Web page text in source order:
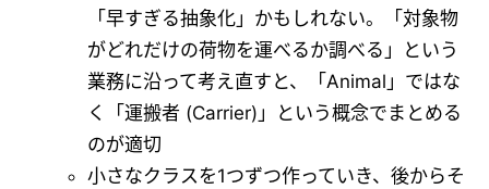
「早すぎる抽象化」かもしれない。「対象物
がどれだけの荷物を運べるか調べる」という
業務に沿って考え直すと、「Animal」ではな
く「運搬者 (Carrier)」という概念でまとめる
のが適切
小さなクラスを1つずつ作っていき、後からそ